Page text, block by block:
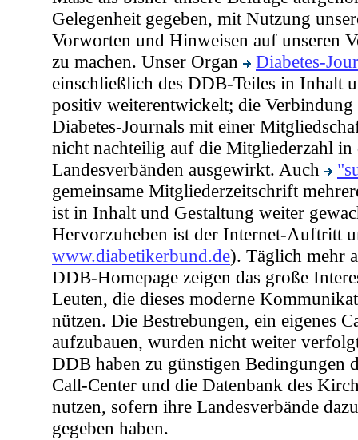
Gelegenheit gegeben, mit Nutzung
Vorworten und Hinweisen auf unseren
zu machen. Unser Organ
Diabetes-
einschließlich des DDB-Teiles in Inhalt
positiv weiterentwickelt; die Verbindung
Diabetes-Journals mit einer
nicht nachteilig auf die Mitgliederzahl in
Landesverbänden ausgewirkt. Auch
gemeinsame Mitgliederzeitschrift
ist in Inhalt und Gestaltung weiter
Hervorzuheben ist der Internet-Auftritt
www.diabetikerbund.de). Täglich mehr
DDB-Homepage zeigen das große
Leuten, die dieses moderne
nützen. Die Bestrebungen, ein eigenes
aufzubauen, wurden nicht weiter
DDB haben zu günstigen Bedingungen
Call-Center und die Datenbank des
nutzen, sofern ihre Landesverbände
gegeben haben.